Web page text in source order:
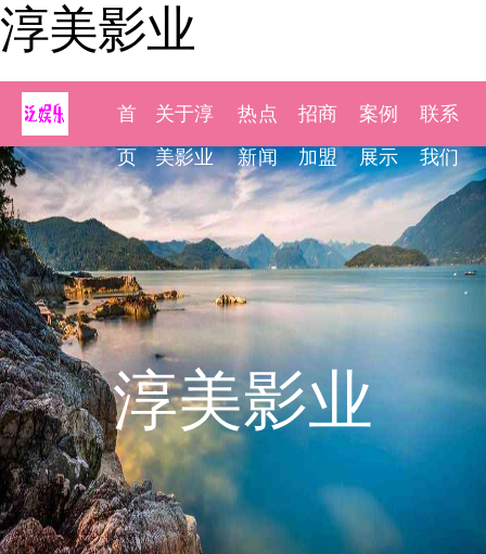
淳美影业
首
页
关于淳
美影业
热点
新闻
招商
加盟
案例
展示
联系
我们
淳美影业